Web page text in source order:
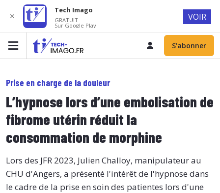
S'abonner
Prise en charge de la douleur
L’hypnose lors d’une embolisation de
fibrome utérin réduit la
consommation de morphine
Lors des JFR 2023, Julien Challoy, manipulateur au
CHU d'Angers, a présenté l'intérêt de l'hypnose dans
le cadre de la prise en soin des patientes lors d'une
✕
Tech Imago
GRATUIT
Sur Google Play
VOIR